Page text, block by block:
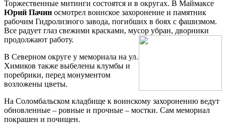
Торжественные митинги состоятся и в округах. В Маймаксе
Юрий Пачин осмотрел воинское захоронение и памятник
рабочим Гидролизного завода, погибших в боях с фашизмом.
Все радует глаз свежими красками, мусор убран, дворники
продолжают работу.
В Северном округе у мемориала на ул.
Химиков также выбелены клумбы и
поребрики, перед монументом
возложены цветы.
На Соломбальском кладбище к воинскому захоронению ведут
обновленные – ровные и прочные – мостки. Сам мемориал
покрашен и почищен.